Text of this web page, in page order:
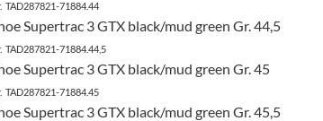
TAD287821-71884.44
Supertrac 3 GTX black/mud green Gr. 44,5
TAD287821-71884.44,5
Supertrac 3 GTX black/mud green Gr. 45
TAD287821-71884.45
Supertrac 3 GTX black/mud green Gr. 45,5